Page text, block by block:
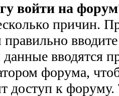
войти на
причин.
вводятся
форума,
доступ к